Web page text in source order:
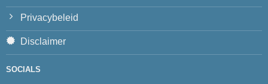
Privacybeleid
Disclaimer
SOCIALS